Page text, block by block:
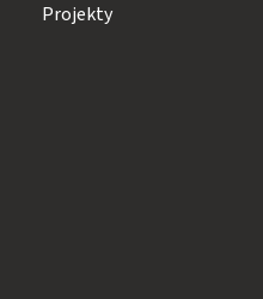
Projekty